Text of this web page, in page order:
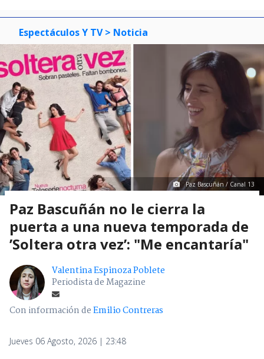
Espectáculos Y TV > Noticia
Paz Bascuñán / Canal 13
Paz Bascuñán no le cierra la
puerta a una nueva temporada de
’Soltera otra vez’: "Me encantaría"
Valentina Espinoza Poblete
Periodista de Magazine
Con información deEmilio Contreras
Jueves 06 Agosto, 2026 | 23:48